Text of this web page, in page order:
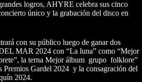
logros, AHYRE celebra sus cinco
único y la grabación del disco en
con su público luego de ganar dos
MAR 2024 con “La luna” como “Mejor
la terna Mejor álbum grupo folklore”
Premios Gardel 2024 y la consagración del
2024.